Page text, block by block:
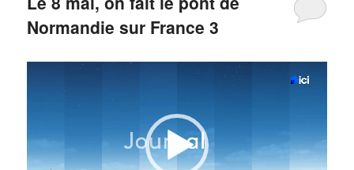
Normandie sur France 3